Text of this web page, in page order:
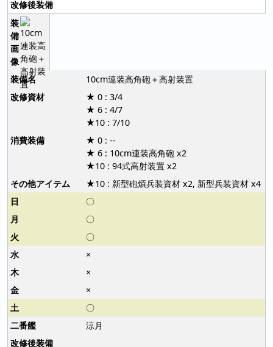
10cm連装高角砲＋高射装置
★ 0 : 3/4
★ 6 : 4/7
★10 : 7/10
★ 0 : --
★ 6 : 10cm連装高角砲 x2
★10 : 94式高射装置 x2
★10 : 新型砲熕兵装資材 x2, 新型兵装資材 x4
〇
〇
〇
×
×
×
〇
涼月